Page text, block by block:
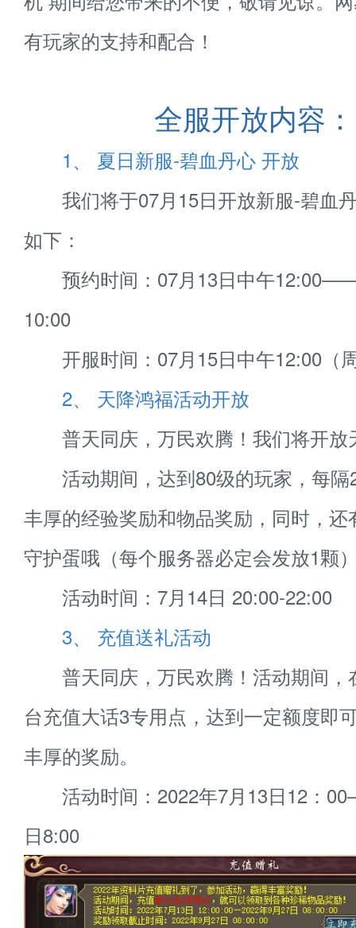
有玩家的支持和配合！
全服开放内容：
1、 夏日新服-碧血丹心 开放
我们将于07月15日开放新服-碧血
如下：
预约时间：07月13日中午
10:00
开服时间：07月15日中午12:00（
2、 天降鸿福活动开放
普天同庆，万民欢腾！我们将开放
活动期间，达到80级的玩家，每隔
丰厚的经验奖励和物品奖励，同时，
守护蛋哦（每个服务器必定会发放1颗
活动时间：7月14日 20:00-22:00
3、 充值送礼活动
普天同庆，万民欢腾！活动期间，
台充值大话3专用点，达到一定额度即
丰厚的奖励。
活动时间：2022年7月13日12：
日8:00